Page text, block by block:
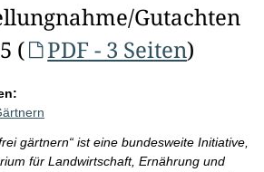
Gutachten
(
PDF - 3 Seiten)
gärtnern“ ist eine bundesweite Initiative,
für Landwirtschaft, Ernährung und